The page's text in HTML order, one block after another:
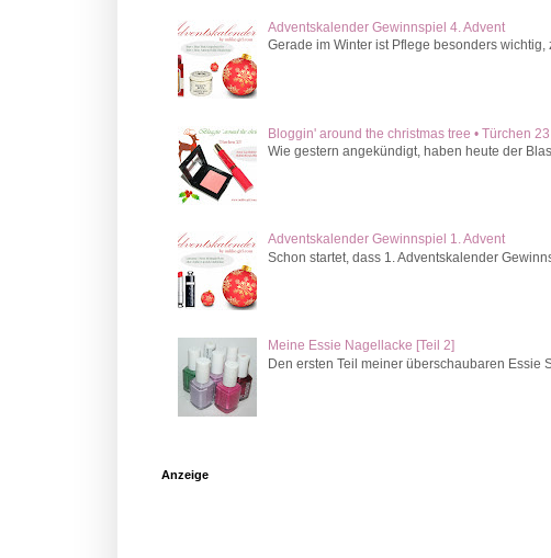
Adventskalender Gewinnspiel 4. Advent
Gerade im Winter ist Pflege besonders
Bloggin' around the christmas tree • Türchen 23
Wie gestern angekündigt, haben heute der
Adventskalender Gewinnspiel 1. Advent
Schon startet, dass 1. Adventskalender
Meine Essie Nagellacke [Teil 2]
Den ersten Teil meiner überschaubaren Essie
Anzeige